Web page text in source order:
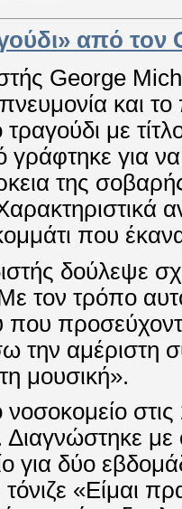
από τον
George
και
τραγούδι με
γράφτηκε για
της
που
δούλεψε
τον τρόπο
αμέριστη
μουσική».
Διαγνώστηκε
για δύο
«Είμαι